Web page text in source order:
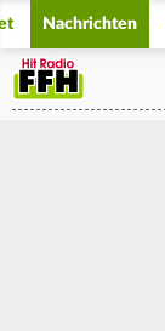
Nachrichten